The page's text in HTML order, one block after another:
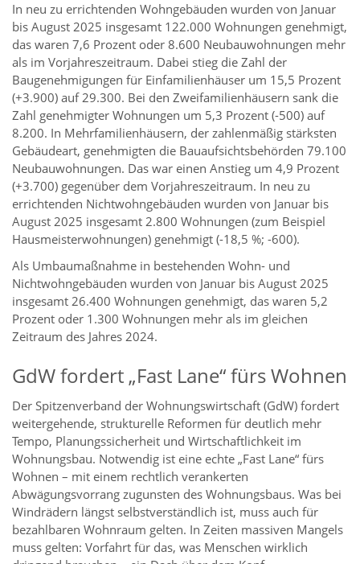
In neu zu errichtenden Wohngebäuden wurden von Januar
bis August 2025 insgesamt 122.000 Wohnungen genehmigt,
das waren 7,6 Prozent oder 8.600 Neubauwohnungen mehr
als im Vorjahreszeitraum. Dabei stieg die Zahl der
Baugenehmigungen für Einfamilienhäuser um 15,5 Prozent
(+3.900) auf 29.300. Bei den Zweifamilienhäusern sank die
Zahl genehmigter Wohnungen um 5,3 Prozent (-500) auf
8.200. In Mehrfamilienhäusern, der zahlenmäßig stärksten
Gebäudeart, genehmigten die Bauaufsichtsbehörden 79.100
Neubauwohnungen. Das war einen Anstieg um 4,9 Prozent
(+3.700) gegenüber dem Vorjahreszeitraum. In neu zu
errichtenden Nichtwohngebäuden wurden von Januar bis
August 2025 insgesamt 2.800 Wohnungen (zum Beispiel
Hausmeisterwohnungen) genehmigt (-18,5 %; -600).
Als Umbaumaßnahme in bestehenden Wohn- und
Nichtwohngebäuden wurden von Januar bis August 2025
insgesamt 26.400 Wohnungen genehmigt, das waren 5,2
Prozent oder 1.300 Wohnungen mehr als im gleichen
Zeitraum des Jahres 2024.
GdW fordert „Fast Lane“ fürs Wohnen
Der Spitzenverband der Wohnungswirtschaft (GdW) fordert
weitergehende, strukturelle Reformen für deutlich mehr
Tempo, Planungssicherheit und Wirtschaftlichkeit im
Wohnungsbau. Notwendig ist eine echte „Fast Lane“ fürs
Wohnen – mit einem rechtlich verankerten
Abwägungsvorrang zugunsten des Wohnungsbaus. Was bei
Windrädern längst selbstverständlich ist, muss auch für
bezahlbaren Wohnraum gelten. In Zeiten massiven Mangels
muss gelten: Vorfahrt für das, was Menschen wirklich